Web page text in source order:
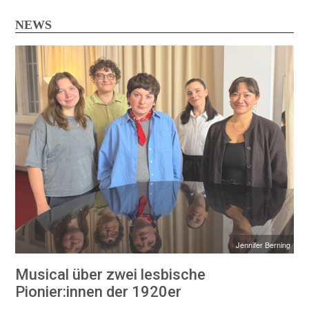
NEWS
Jennifer Berning
Musical über zwei lesbische
Pionier:innen der 1920er